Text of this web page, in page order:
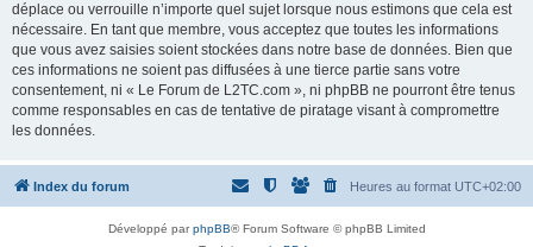
déplace ou verrouille n’importe quel sujet lorsque nous estimons que cela est
nécessaire. En tant que membre, vous acceptez que toutes les informations
que vous avez saisies soient stockées dans notre base de données. Bien que
ces informations ne soient pas diffusées à une tierce partie sans votre
consentement, ni « Le Forum de L2TC.com », ni phpBB ne pourront être tenus
comme responsables en cas de tentative de piratage visant à compromettre
les données.
Index du forum Heures au format UTC+02:00
Développé parphpBB® Forum Software © phpBB Limited